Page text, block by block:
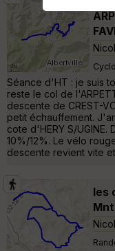
Séance d'HT : je suis
reste le col de
descente de CREST-
petit échauffement.
cote d'HERY S/
10%/12%. Le vélo
descente revient vite
les